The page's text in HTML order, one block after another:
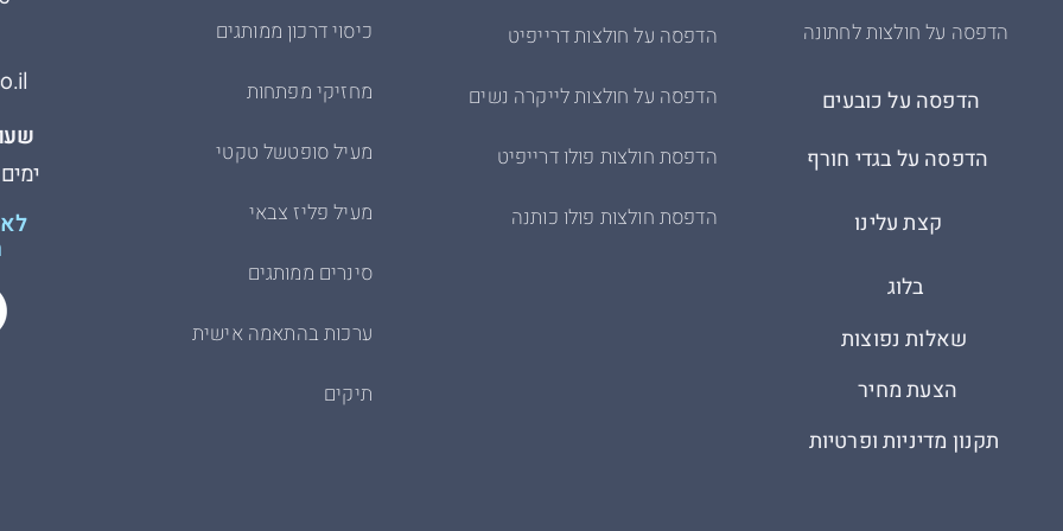
ימים א׳-
כיסוי דרכון ממותגים
מחזיקי מפתחות
מעיל סופטשל טקטי
מעיל פליז צבאי
סינרים ממותגים
ערכות בהתאמה אישית
תיקים
הדפסה על חולצות דרייפיט
הדפסה על חולצות לייקרה נשים
הדפסת חולצות פולו דרייפיט
הדפסת חולצות פולו כותנה
הדפסה על חולצות לחתונה
הדפסה על בגדי חורף
הדפסה על כובעים
קצת עלינו
הצעת מחיר
תקנון מדיניות ופרטיות
שאלות נפוצות
בלוג